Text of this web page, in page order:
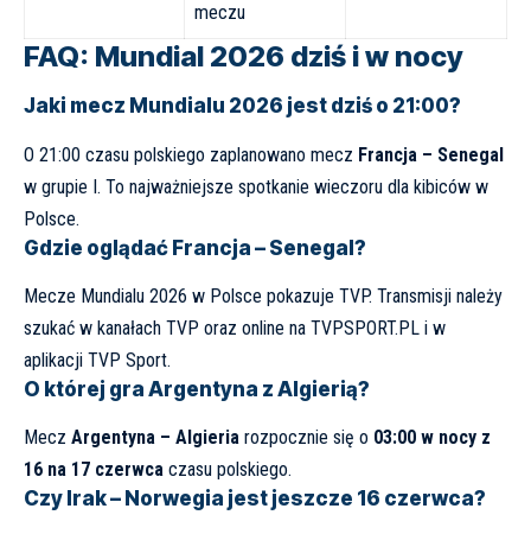
meczu
FAQ: Mundial 2026 dziś i w nocy
Jaki mecz Mundialu 2026 jest dziś o 21:00?
O 21:00 czasu polskiego zaplanowano mecz Francja – Senegal
w grupie I. To najważniejsze spotkanie wieczoru dla kibiców w
Polsce.
Gdzie oglądać Francja – Senegal?
Mecze Mundialu 2026 w Polsce pokazuje TVP. Transmisji należy
szukać w kanałach TVP oraz online na TVPSPORT.PL i w
aplikacji TVP Sport.
O której gra Argentyna z Algierią?
Mecz Argentyna – Algieria rozpocznie się o 03:00 w nocy z
16 na 17 czerwca czasu polskiego.
Czy Irak – Norwegia jest jeszcze 16 czerwca?